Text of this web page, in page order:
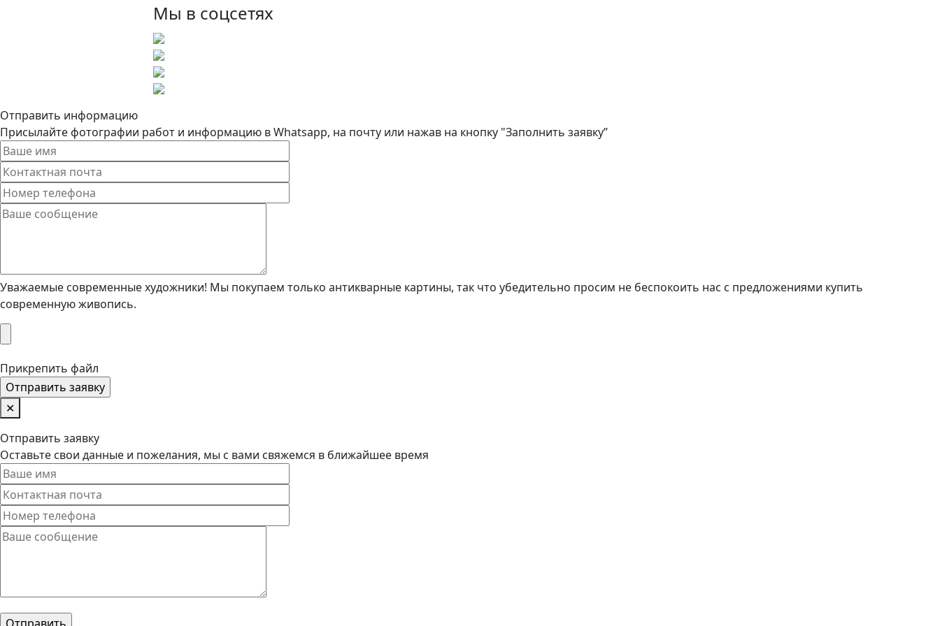
Мы в соцсетях
Отправить информацию
Присылайте фотографии работ и информацию в Whatsapp, на почту или нажав на кнопку "Заполнить заявку”
Уважаемые современные художники! Мы покупаем только антикварные картины, так что убедительно просим не беспокоить нас с предложениями купить
современную живопись.
Прикрепить файл
✕
Отправить заявку
Оставьте свои данные и пожелания, мы с вами свяжемся в ближайшее время